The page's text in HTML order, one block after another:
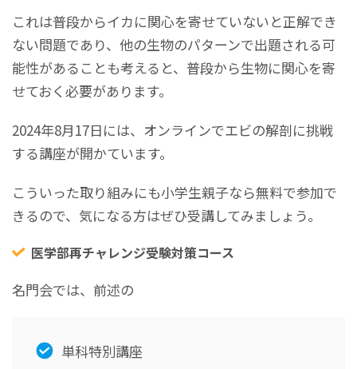
これは普段からイカに関心を寄せていないと正解でき
ない問題であり、他の生物のパターンで出題される可
能性があることも考えると、普段から生物に関心を寄
せておく必要があります。
2024年8月17日には、オンラインでエビの解剖に挑戦
する講座が開かています。
こういった取り組みにも小学生親子なら無料で参加で
きるので、気になる方はぜひ受講してみましょう。
医学部再チャレンジ受験対策コース
名門会では、前述の
単科特別講座